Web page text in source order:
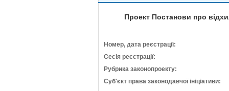
Проект Постанови про
Номер, дата реєстрації:
Сесія реєстрації:
Рубрика законопроекту:
Суб'єкт права законодавчої ініціативи: